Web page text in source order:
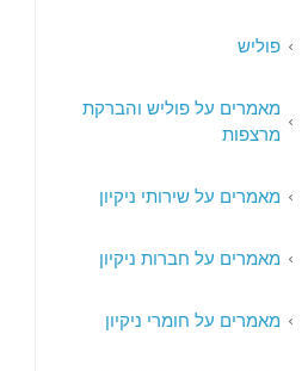
פוליש
מאמרים על פוליש והברקת
מרצפות
מאמרים על שירותי ניקיון
מאמרים על חברות ניקיון
מאמרים על חומרי ניקיון